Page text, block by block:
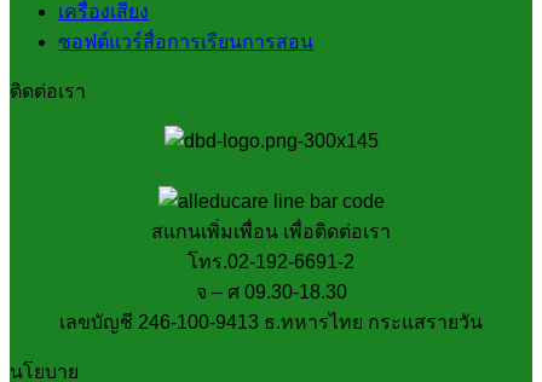
เครื่องเสียง
ซอฟต์แวร์สื่อการเรียนการสอน
ติดต่อเรา
สแกนเพิ่มเพื่อน เพื่อติดต่อเรา
โทร.02-192-6691-2
จ – ศ 09.30-18.30
เลขบัญชี 246-100-9413 ธ.ทหารไทย กระแสรายวัน
นโยบาย